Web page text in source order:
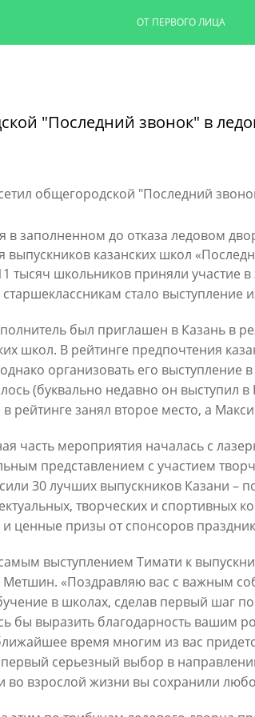
ОТ ПЕРВОГО ЛИЦА
Капремонт
Ильсур Метшин
«Мы начали
инфраструктуру
для многодетных семей»
В Казани
03/08/2026
волне» в Казани выступят
Николай Расторгуев,
И.Метшин:
строится
"Последний звонок" в
в заполненном до отказа ледовом
выпускников казанских школ
тысяч школьников приняли участие
стало выступление
был приглашен в Казань в
школ. В рейтинге предпочтения
организовать его выступление
(буквально недавно он выступил
рейтинге занял второе место, а
часть мероприятия началась с
представлением с участием
30 лучших выпускников Казани –
творческих и спортивных
и ценные призы от спонсоров
выступлением Тимати к
Метшин. «Поздравляю вас с важным
в школах, сделав первый шаг
бы выразить благодарность вашим
время многим из вас
первый серьезный выбор в
во взрослой жизни вы сохранили